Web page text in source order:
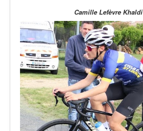
Camille Lefèvre Khaldi